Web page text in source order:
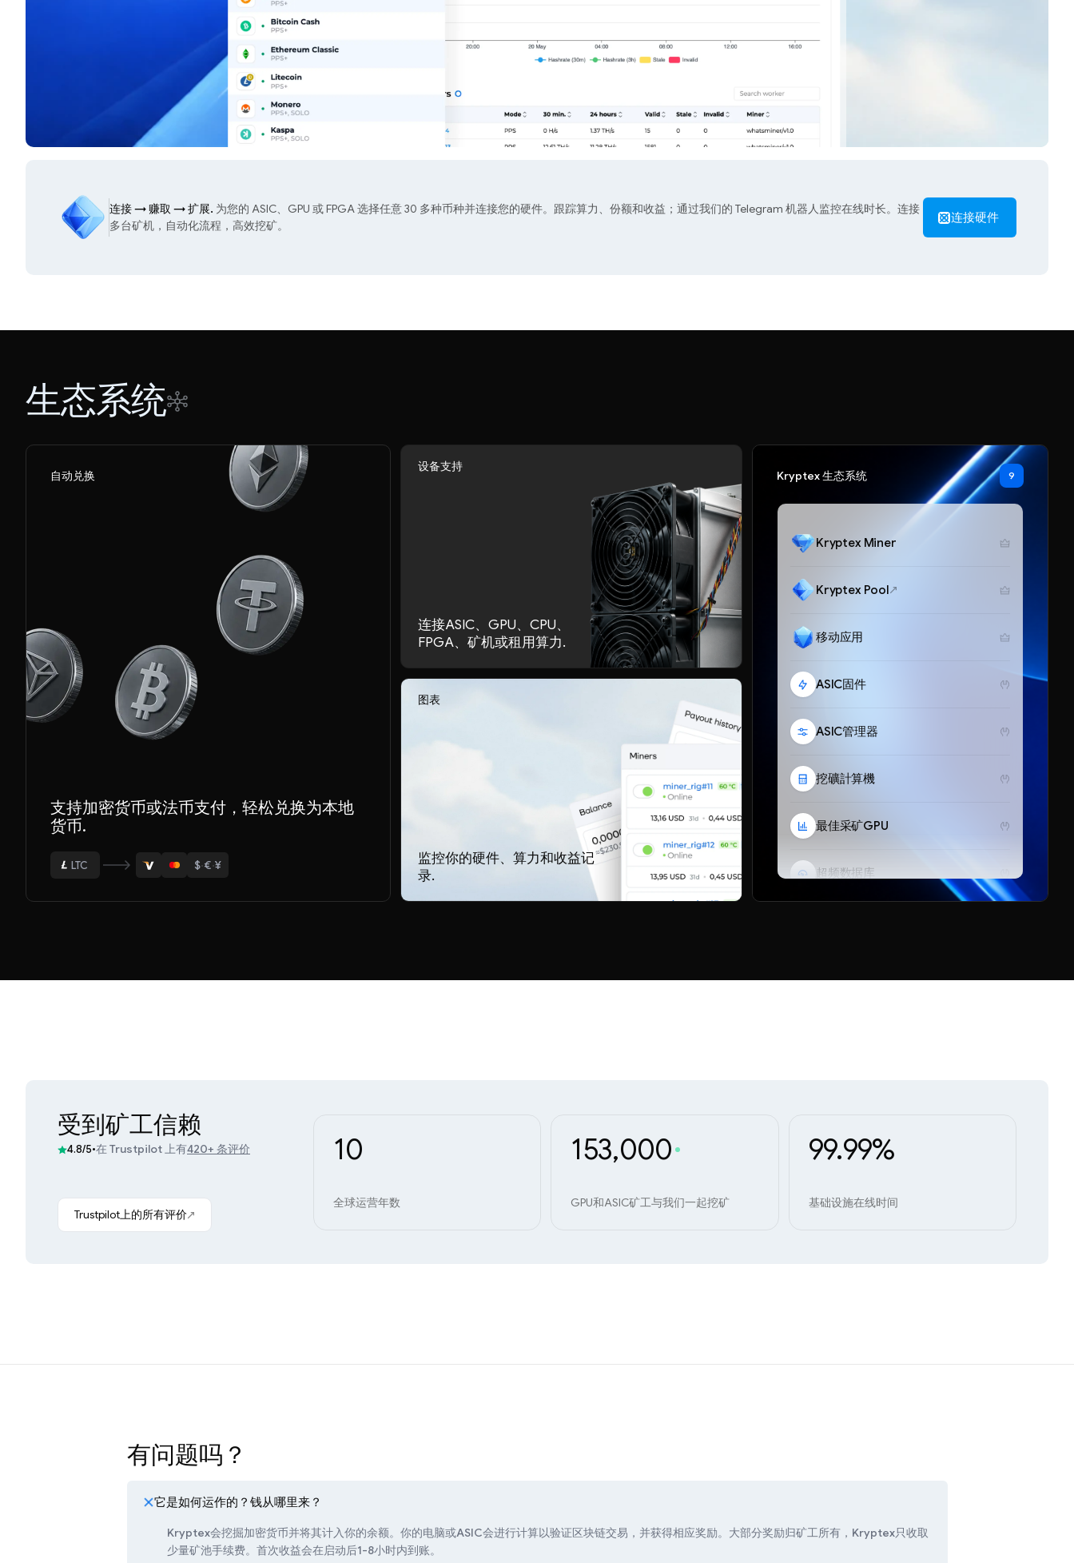
连接→赚取 →扩展. 为您的 ASIC、GPU 或 FPGA 选择任意 30 多种币种并连接您的硬件。跟踪算力、份额和收益；通过我们的 Telegram 机器人监控在线时长。连接
多台矿机，自动化流程，高效挖矿。
连接硬件
生态系统
图表
监控你的硬件、算力和收益记
录.
设备支持
连接ASIC、GPU、CPU、
FPGA、矿机或租用算力.
自动兑换
支持加密货币或法币支付，轻松兑换为本地
货币.
ETH
$·€·¥
Kryptex 生态系统 9
Kryptex Miner
Kryptex Pool
移动应用
ASIC固件
ASIC管理器
挖礦計算機
最佳采矿GPU
超频数据库
受到矿工信赖
4.8/5•在 Trustpilot 上有420+ 条评价
Trustpilot上的所有评价
10
全球运营年数
153,000
GPU和ASIC矿工与我们一起挖矿
99.99%
基础设施在线时间
有问题吗？
它是如何运作的？钱从哪里来？
Kryptex会挖掘加密货币并将其计入你的余额。你的电脑或ASIC会进行计算以验证区块链交易，并获得相应奖励。大部分奖励归矿工所有，Kryptex只收取
少量矿池手续费。首次收益会在启动后1-8小时内到账。